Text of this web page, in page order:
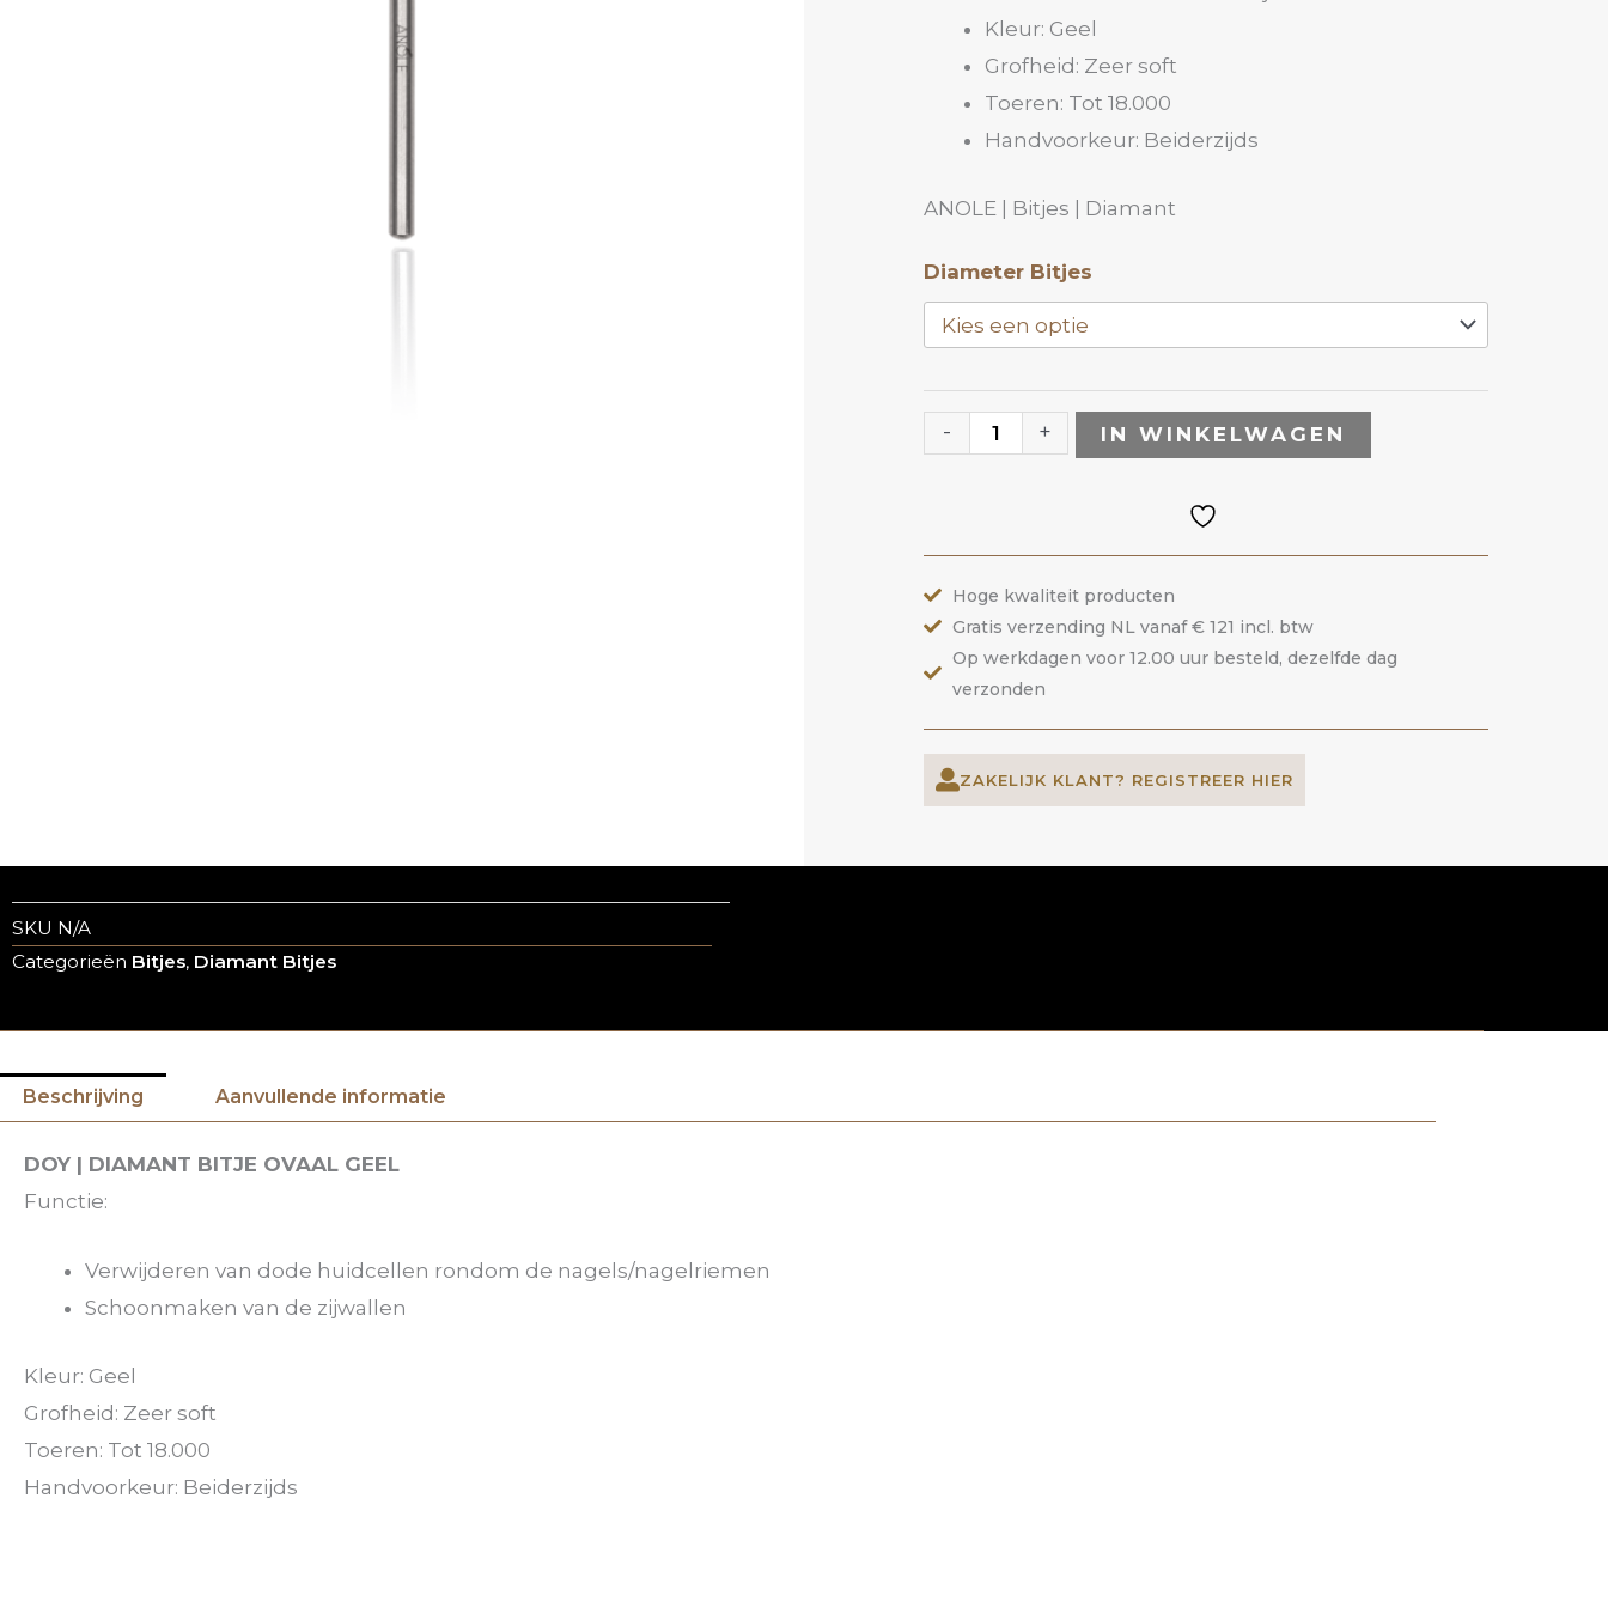
Kleur: Geel
Grofheid: Zeer soft
Toeren: Tot 18.000
Handvoorkeur: Beiderzijds
ANOLE | Bitjes | Diamant
Diameter Bitjes
-
Diamant
Bitje
DOY
ANOLE
aantal
+ IN WINKELWAGEN
Hoge kwaliteit producten
Gratis verzending NL vanaf € 121 incl. btw
Op werkdagen voor 12.00 uur besteld, dezelfde dag
verzonden
ZAKELIJK KLANT? REGISTREER HIER
SKU N/A
Categorieën Bitjes, Diamant Bitjes
Beschrijving Aanvullende informatie
DOY | DIAMANT BITJE OVAAL GEEL
Functie:
Verwijderen van dode huidcellen rondom de nagels/nagelriemen
Schoonmaken van de zijwallen
Kleur: Geel
Grofheid: Zeer soft
Toeren: Tot 18.000
Handvoorkeur: Beiderzijds